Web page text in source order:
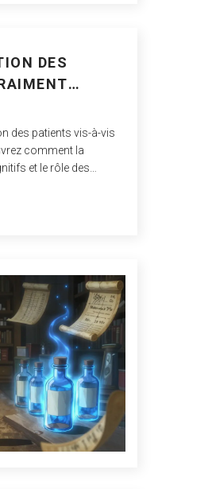
DES
?
des patients vis-à-vis
comment la
et le rôle des